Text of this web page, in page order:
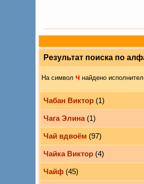
Результат поиска по
На символ ч найдено
Чабан Виктор (1)
Чага Элина(1)
Чай вдвоём (97)
Чайка Виктор (4)
Чайф (45)